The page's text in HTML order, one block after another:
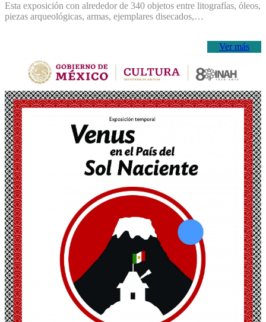
Esta exposición con alrededor de 340 objetos entre litografías, óleos,
piezas arqueológicas, armas, ejemplares disecados,…
Ver más